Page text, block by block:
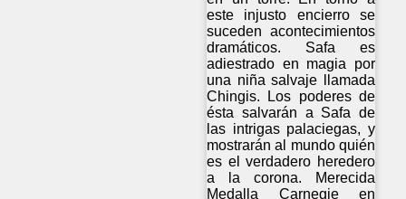
este injusto encierro se
suceden acontecimientos
dramáticos. Safa es
adiestrado en magia por
una niña salvaje llamada
Chingis. Los poderes de
ésta salvarán a Safa de
las intrigas palaciegas, y
mostrarán al mundo quién
es el verdadero heredero
a la corona. Merecida
Medalla Carnegie en